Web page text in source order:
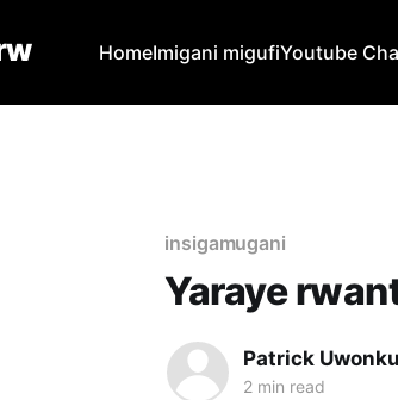
HomeImigani migufiYoutube
insigamugani
Yaraye
Patrick
2 min read